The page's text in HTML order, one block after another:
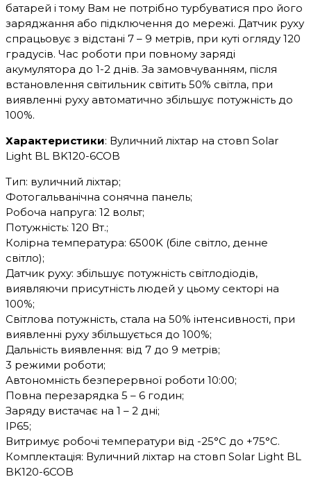
батарей і тому Вам не потрібно турбуватися про його
заряджання або підключення до мережі. Датчик руху
спрацьовує з відстані 7 – 9 метрів, при куті огляду 120
градусів. Час роботи при повному заряді
акумулятора до 1-2 днів. За замовчуванням, після
встановлення світильник світить 50% світла, при
виявленні руху автоматично збільшує потужність до
100%.
Характеристики: Вуличний ліхтар на стовп Solar
Light BL BK120-6COB
Тип: вуличний ліхтар;
Фотогальванічна сонячна панель;
Робоча напруга: 12 вольт;
Потужність: 120 Вт.;
Колірна температура: 6500K (біле світло, денне
світло);
Датчик руху: збільшує потужність світлодіодів,
виявляючи присутність людей у цьому секторі на
100%;
Світлова потужність, стала на 50% інтенсивності, при
виявленні руху збільшується до 100%;
Дальність виявлення: від 7 до 9 метрів;
3 режими роботи;
Автономність безперервної роботи 10:00;
Повна перезарядка 5 – 6 годин;
Заряду вистачає на 1 – 2 дні;
IP65;
Витримує робочі температури від -25°C до +75°C.
Комплектація: Вуличний ліхтар на стовп Solar Light BL
BK120-6COB